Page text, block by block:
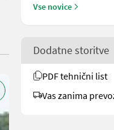
Vse novice
Dodatne storitve
PDF tehnični list
Vas zanima